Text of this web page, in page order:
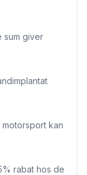
sum giver
kan
rabat hos de